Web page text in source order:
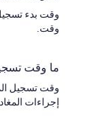
وقت.
ما وقت
إجراءات